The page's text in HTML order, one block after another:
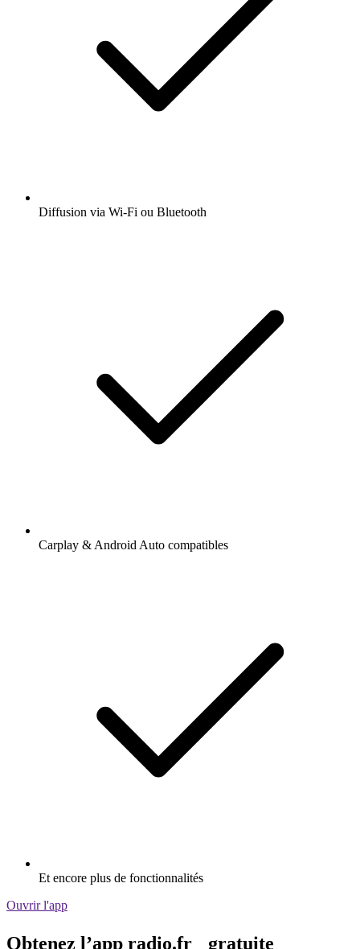
Diffusion via Wi-Fi ou Bluetooth
Carplay & Android Auto compatibles
Et encore plus de fonctionnalités
Ouvrir l'app
Obtenez l’app radio.fr gratuite